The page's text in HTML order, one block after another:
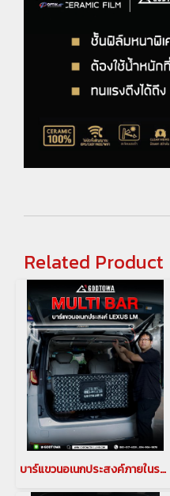
Related Product
บาร์แขวนอเนกประสงค์ภายในรถ (MULTI BAR) สำหรับรถยนต์ ALPHARD/VELLFIRE รุ่นปี 2015-2021 บาร์แขวนอเนกประสงค์ภายในรถ มัลติบาร์ บาร์แขวานของในรถอัลพาร์ด เวลไฟร์ MULTI BAR ค้ำหลัง ไม้แขวน ที่แขวนของอัลพาร์ด ไม้แขวนเสื้ออัลพาร์ดสำหรับรถยนต์ ALPHARD/VELLFIRE(cop